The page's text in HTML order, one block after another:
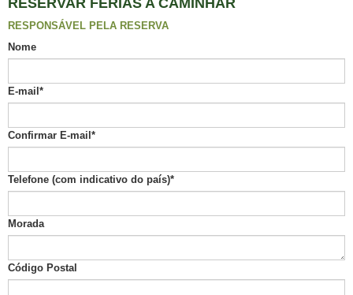
RESERVAR FÉRIAS A CAMINHAR
RESPONSÁVEL PELA RESERVA
Nome
E-mail *
Confirmar E-mail *
Telefone (com indicativo do país)*
Morada
Código Postal